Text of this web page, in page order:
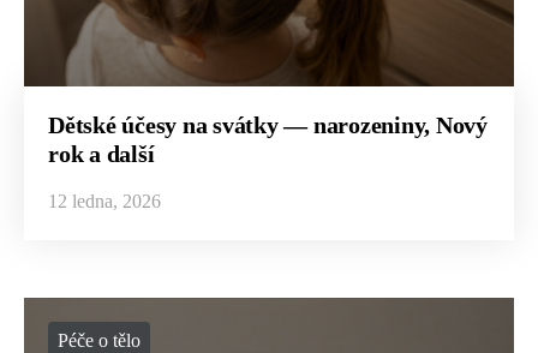
Dětské účesy na svátky — narozeniny, Nový
rok a další
12 ledna, 2026
Péče o tělo